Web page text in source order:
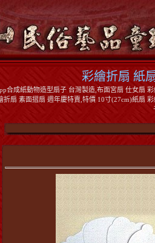
彩繪折扇 紙
合成紙動物造型扇子 台灣製造,布面宮扇 仕女扇
折扇 素面摺扇 週年慶特賣,特價 10寸(27cm)紙扇